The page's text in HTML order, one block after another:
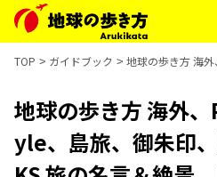
TOP ガイドブック 地球の歩き方 海
地球の歩き方 海外
yle、島旅、御朱印